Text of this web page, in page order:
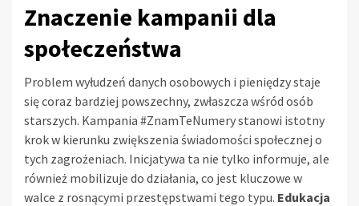
Znaczenie kampanii dla
społeczeństwa
Problem wyłudzeń danych osobowych i pieniędzy staje
się coraz bardziej powszechny, zwłaszcza wśród osób
starszych. Kampania #ZnamTeNumery stanowi istotny
krok w kierunku zwiększenia świadomości społecznej o
tych zagrożeniach. Inicjatywa ta nie tylko informuje, ale
również mobilizuje do działania, co jest kluczowe w
walce z rosnącymi przestępstwami tego typu. Edukacja